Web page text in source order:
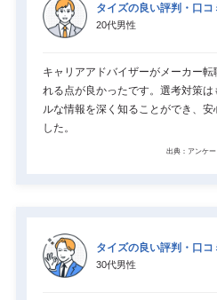
タイズの良い評判・口コ
20代男性
キャリアアドバイザーがメーカー転
れる点が良かったです。選考対策
ルな情報を深く知ることができ、
した。
出典：アンケー
タイズの良い評判・口コ
30代男性